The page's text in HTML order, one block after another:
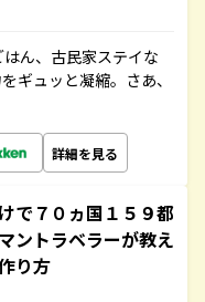
ん、古民家ステイな
ギュッと凝縮。さあ、
詳細を見る
で７０ヵ国１５９都
ントラベラーが教え
り方